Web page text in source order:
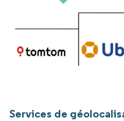
Services de